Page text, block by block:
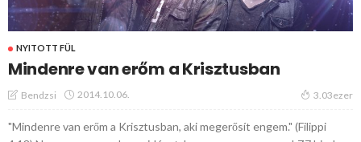
NYITOTT FÜL
Mindenre van erőm a Krisztusban
Bendzsi 2014.10.06. 3.03ezer
"Mindenre van erőm a Krisztusban, aki megerősít engem." (Filippi